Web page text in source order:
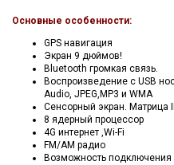
Основные особенности:
GPS навигация
Экран 9 дюймов!
Bluetooth громкая связь.
Воспроизведение с USB
Audio, JPEG,MP3 и WMA
Сенсорный экран. Матрица
8 ядерный процессор
4G интернет ,Wi-Fi
FM/AM радио
Возможность подключения